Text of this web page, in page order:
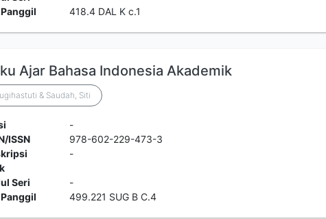
418.4 DAL K c.1
Ajar Bahasa Indonesia Akademik
& Saudah, Siti
-
ISSN
978-602-229-473-3
-
Seri
-
499.221 SUG B C.4